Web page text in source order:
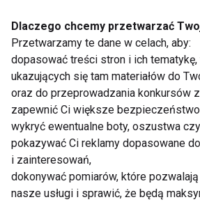
chudnie managerka
gwiazd i co na to
nasze ekspertki?
triki
tylko!
Endometrioza -
choroba, która nie
omija największych
Dlaczego chcemy przetwarzać
Przetwarzamy te dane w celach, aby:
dopasować treści stron i ich
ukazujących się tam materiałów do
oraz do przeprowadzania konkursów
zapewnić Ci większe bezpieczeństwo
wykryć ewentualne boty, oszustwa
pokazywać Ci reklamy dopasowane
i zainteresowań,
dokonywać pomiarów, które
nasze usługi i sprawić, że będą